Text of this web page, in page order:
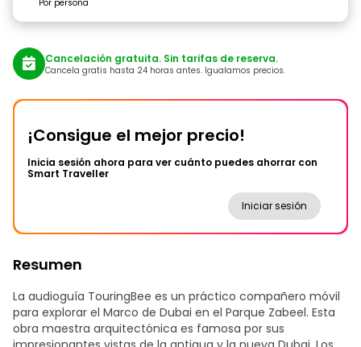
Por persona
Cancelación gratuita. Sin tarifas de reserva.
Cancela gratis hasta 24 horas antes. Igualamos precios.
¡Consigue el mejor precio!
Inicia sesión ahora para ver cuánto puedes ahorrar con
Smart Traveller
Iniciar sesión
Resumen
La audioguía TouringBee es un práctico compañero móvil
para explorar el Marco de Dubai en el Parque Zabeel. Esta
obra maestra arquitectónica es famosa por sus